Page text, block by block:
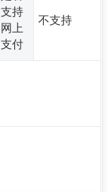
支持
网上
支付
不支持